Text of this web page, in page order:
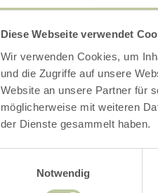
Diese Webseite verwendet
Wir verwenden Cookies, um
und die Zugriffe auf unsere
Website an unsere Partner für
möglicherweise mit weiteren
der Dienste gesammelt haben.
Notwendig